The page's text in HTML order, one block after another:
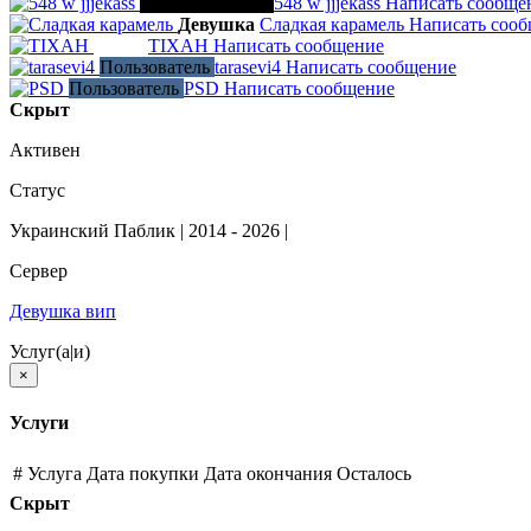
Девушка Сладкая карамель Написать
TIXAH Написать сообщение
Пользователь tarasevi4 Написать сообщение
Пользователь PSD Написать сообщение
Скрыт
Активен
Статус
Украинский Паблик | 2014 - 2026 |
Сервер
Девушка вип
Услуг(а|и)
×
Услуги
# Услуга Дата покупки Дата окончания Осталось
Скрыт